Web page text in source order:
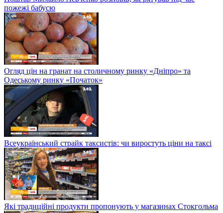
пожежі бабусю
Огляд цін на гранат на столичному ринку «Дніпро» та
Одеському ринку «Початок»
Всеукраїнський страйк таксистів: чи виростуть ціни на таксі
Які традиційні продукти пропонують у магазинах Стокгольма